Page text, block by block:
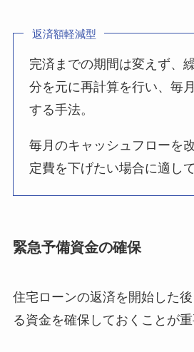
返済額軽減型
完済までの期間は変えず、
分を元に再計算を行い、毎
する手法。
毎月のキャッシュフローを
定費を下げたい場合に適して
緊急予備資金の確保
住宅ローンの返済を開始した
る資金を確保しておくことが重